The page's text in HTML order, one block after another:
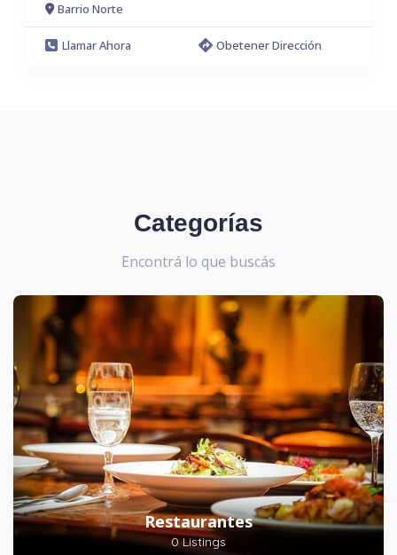
Barrio Norte
Llamar Ahora Obetener Dirección
Categorías
Encontrá lo que buscás
Restaurantes
0 Listings